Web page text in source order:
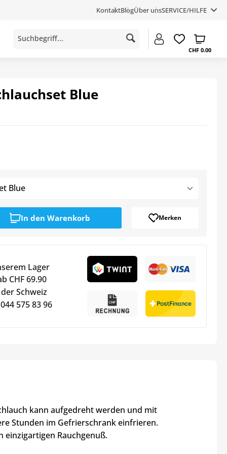
KontaktBlogÜber unsSERVICE/HILFE
CHF 0.00
Blue
Blue
In den Warenkorb Merken
Lager
CHF 69.90
Schweiz
575 83 96
kann aufgedreht werden und mit
Stunden im Gefrierschrank einfrieren.
einzigartigen Rauchgenuß.